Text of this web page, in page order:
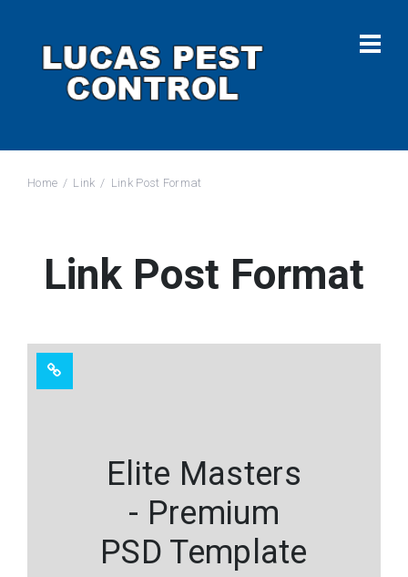
Home Link Link Post Format
Link Post Format
Elite Masters
- Premium
PSD Template